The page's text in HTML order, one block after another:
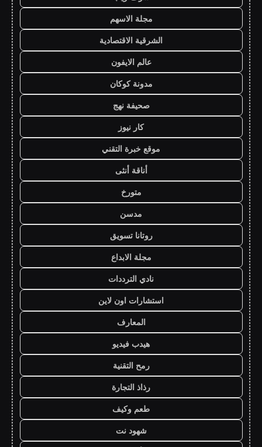
مجلة الاسهم
الشرقية الاقتصادية
عالم الايفون
مدونة كوكان
صحيفة نهج
كار نيوز
موقع خبرة التقني
أناقة أنثى
متورخ
مدسن
روتانا تسويق
مجلة الابداع
نادي الترددات
استشارات اون لاين
المعارف
هيدب فيديو
رمح التقنية
رذاذ التجارة
طعم وكيف
شهود نت